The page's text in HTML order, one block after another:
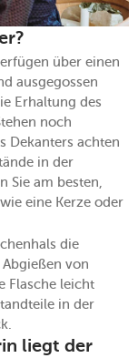
über einen
ausgegossen
Erhaltung des
noch
Dekanters achten
in der
Sie am besten,
eine Kerze oder
die
von
Flasche leicht
in der
liegt der